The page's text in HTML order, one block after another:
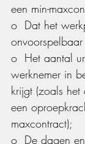
een min-
o  Dat het
onvoorspelbaar
o  Het aantal
werknemer in
krijgt (zoals het
een
maxcontract);
o  De dagen